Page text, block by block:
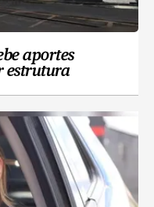
aportes
estrutura